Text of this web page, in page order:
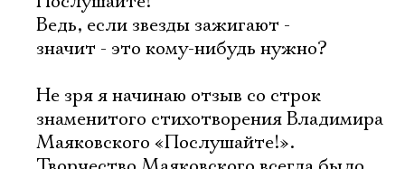
Ведь, если звезды зажигают -
значит - это кому-нибудь нужно?
Не зря я начинаю отзыв со строк
знаменитого стихотворения Владимира
Маяковского «Послушайте!».